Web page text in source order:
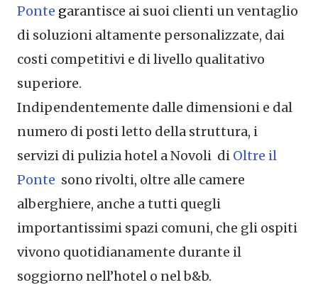
Ponte garantisce ai suoi clienti un ventaglio
di soluzioni altamente personalizzate, dai
costi competitivi e di livello qualitativo
superiore.
Indipendentemente dalle dimensioni e dal
numero di posti letto della struttura, i
servizi di pulizia hotel a Novoli di Oltre il
Ponte sono rivolti, oltre alle camere
alberghiere, anche a tutti quegli
importantissimi spazi comuni, che gli ospiti
vivono quotidianamente durante il
soggiorno nell’hotel o nel b&b.